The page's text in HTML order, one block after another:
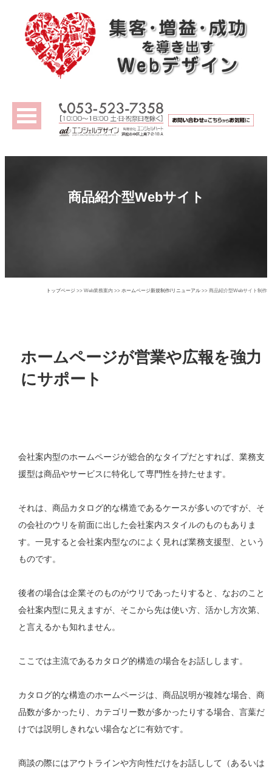
商品紹介型Webサイト
トップページ >> Web業務案内 >> ホームページ新規制作/リニューアル >> 商品紹介型Webサイト制作
ホームページが営業や広報を強力
にサポート
会社案内型のホームページが総合的なタイプだとすれば、業務支
援型は商品やサービスに特化して専門性を持たせます。
それは、商品カタログ的な構造であるケースが多いのですが、そ
の会社のウリを前面に出した会社案内スタイルのものもありま
す。一見すると会社案内型なのによく見れば業務支援型、という
ものです。
後者の場合は企業そのものがウリであったりすると、なおのこと
会社案内型に見えますが、そこから先は使い方、活かし方次第、
と言えるかも知れません。
ここでは主流であるカタログ的構造の場合をお話しします。
カタログ的な構造のホームページは、商品説明が複雑な場合、商
品数が多かったり、カテゴリー数が多かったりする場合、言葉だ
けでは説明しきれない場合などに有効です。
商談の際にはアウトラインや方向性だけをお話しして（あるいは